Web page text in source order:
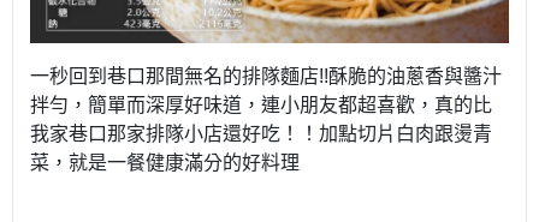
一秒回到巷口那間無名的排隊麵店!!酥脆的油蔥香與醬汁
拌勻，簡單而深厚好味道，連小朋友都超喜歡，真的比
我家巷口那家排隊小店還好吃！！加點切片白肉跟燙青
菜，就是一餐健康滿分的好料理